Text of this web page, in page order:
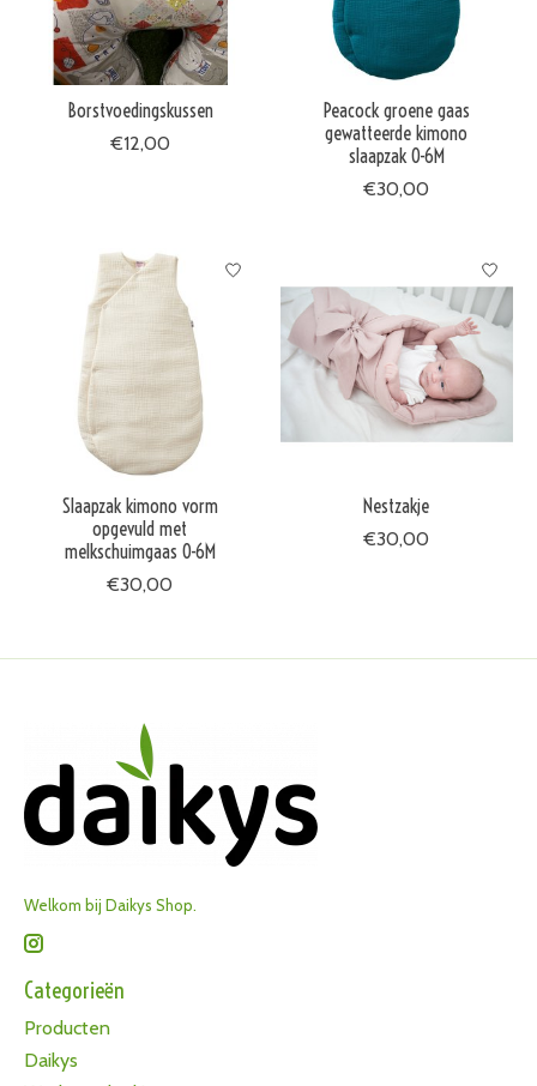
Borstvoedingskussen
€12,00
Peacock groene gaas
gewatteerde kimono
slaapzak 0-6M
€30,00
Slaapzak kimono vorm
opgevuld met
melkschuimgaas 0-6M
€30,00
Nestzakje
€30,00
Welkom bij Daikys Shop.
Categorieën
Producten
Daikys